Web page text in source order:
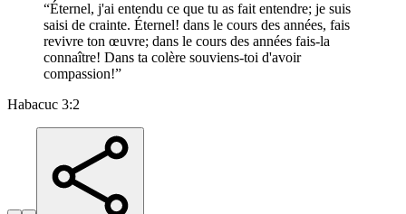
“Éternel, j'ai entendu ce que tu as fait entendre; je suis
saisi de crainte. Éternel! dans le cours des années, fais
revivre ton œuvre; dans le cours des années fais-la
connaître! Dans ta colère souviens-toi d'avoir
compassion!”
Habacuc 3:2